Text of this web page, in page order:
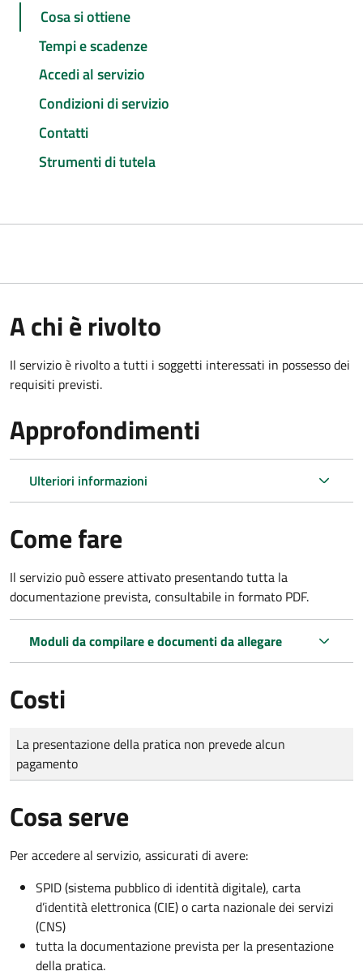
Cosa si ottiene
Tempi e scadenze
Accedi al servizio
Condizioni di servizio
Contatti
Strumenti di tutela
A chi è rivolto
Il servizio è rivolto a tutti i soggetti interessati in possesso dei
requisiti previsti.
Approfondimenti
Ulteriori informazioni
Come fare
Il servizio può essere attivato presentando tutta la
documentazione prevista, consultabile in formato PDF.
Moduli da compilare e documenti da allegare
Costi
Tipo di pagamento
Importo
La presentazione della pratica non prevede alcun
pagamento
Cosa serve
Per accedere al servizio, assicurati di avere:
SPID (sistema pubblico di identità digitale), carta
d’identità elettronica (CIE) o carta nazionale dei servizi
(CNS)
tutta la documentazione prevista per la presentazione
della pratica.